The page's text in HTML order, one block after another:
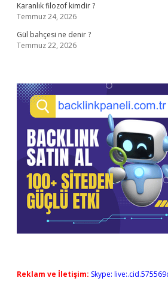
Karanlık filozof kimdir ?
Temmuz 24, 2026
Gül bahçesi ne denir ?
Temmuz 22, 2026
Reklam ve İletişim: Skype: